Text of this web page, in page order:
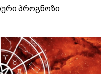
პროგნოზი